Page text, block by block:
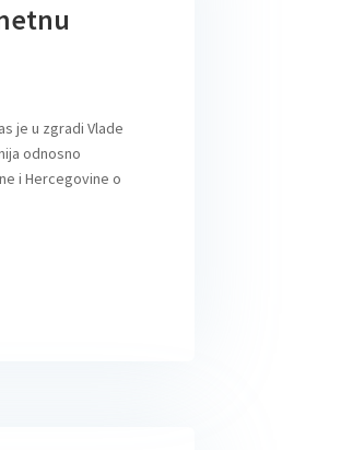
je u zgradi Vlade
odnosno
i Hercegovine o